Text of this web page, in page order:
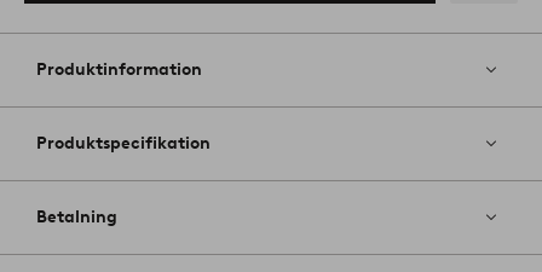
till
favoriter
Produktinformation
Produktspecifikation
Betalning